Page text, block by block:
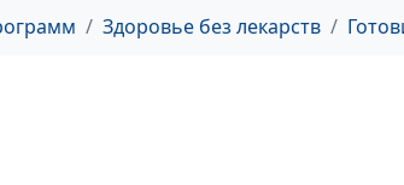
Здоровье без лекарств